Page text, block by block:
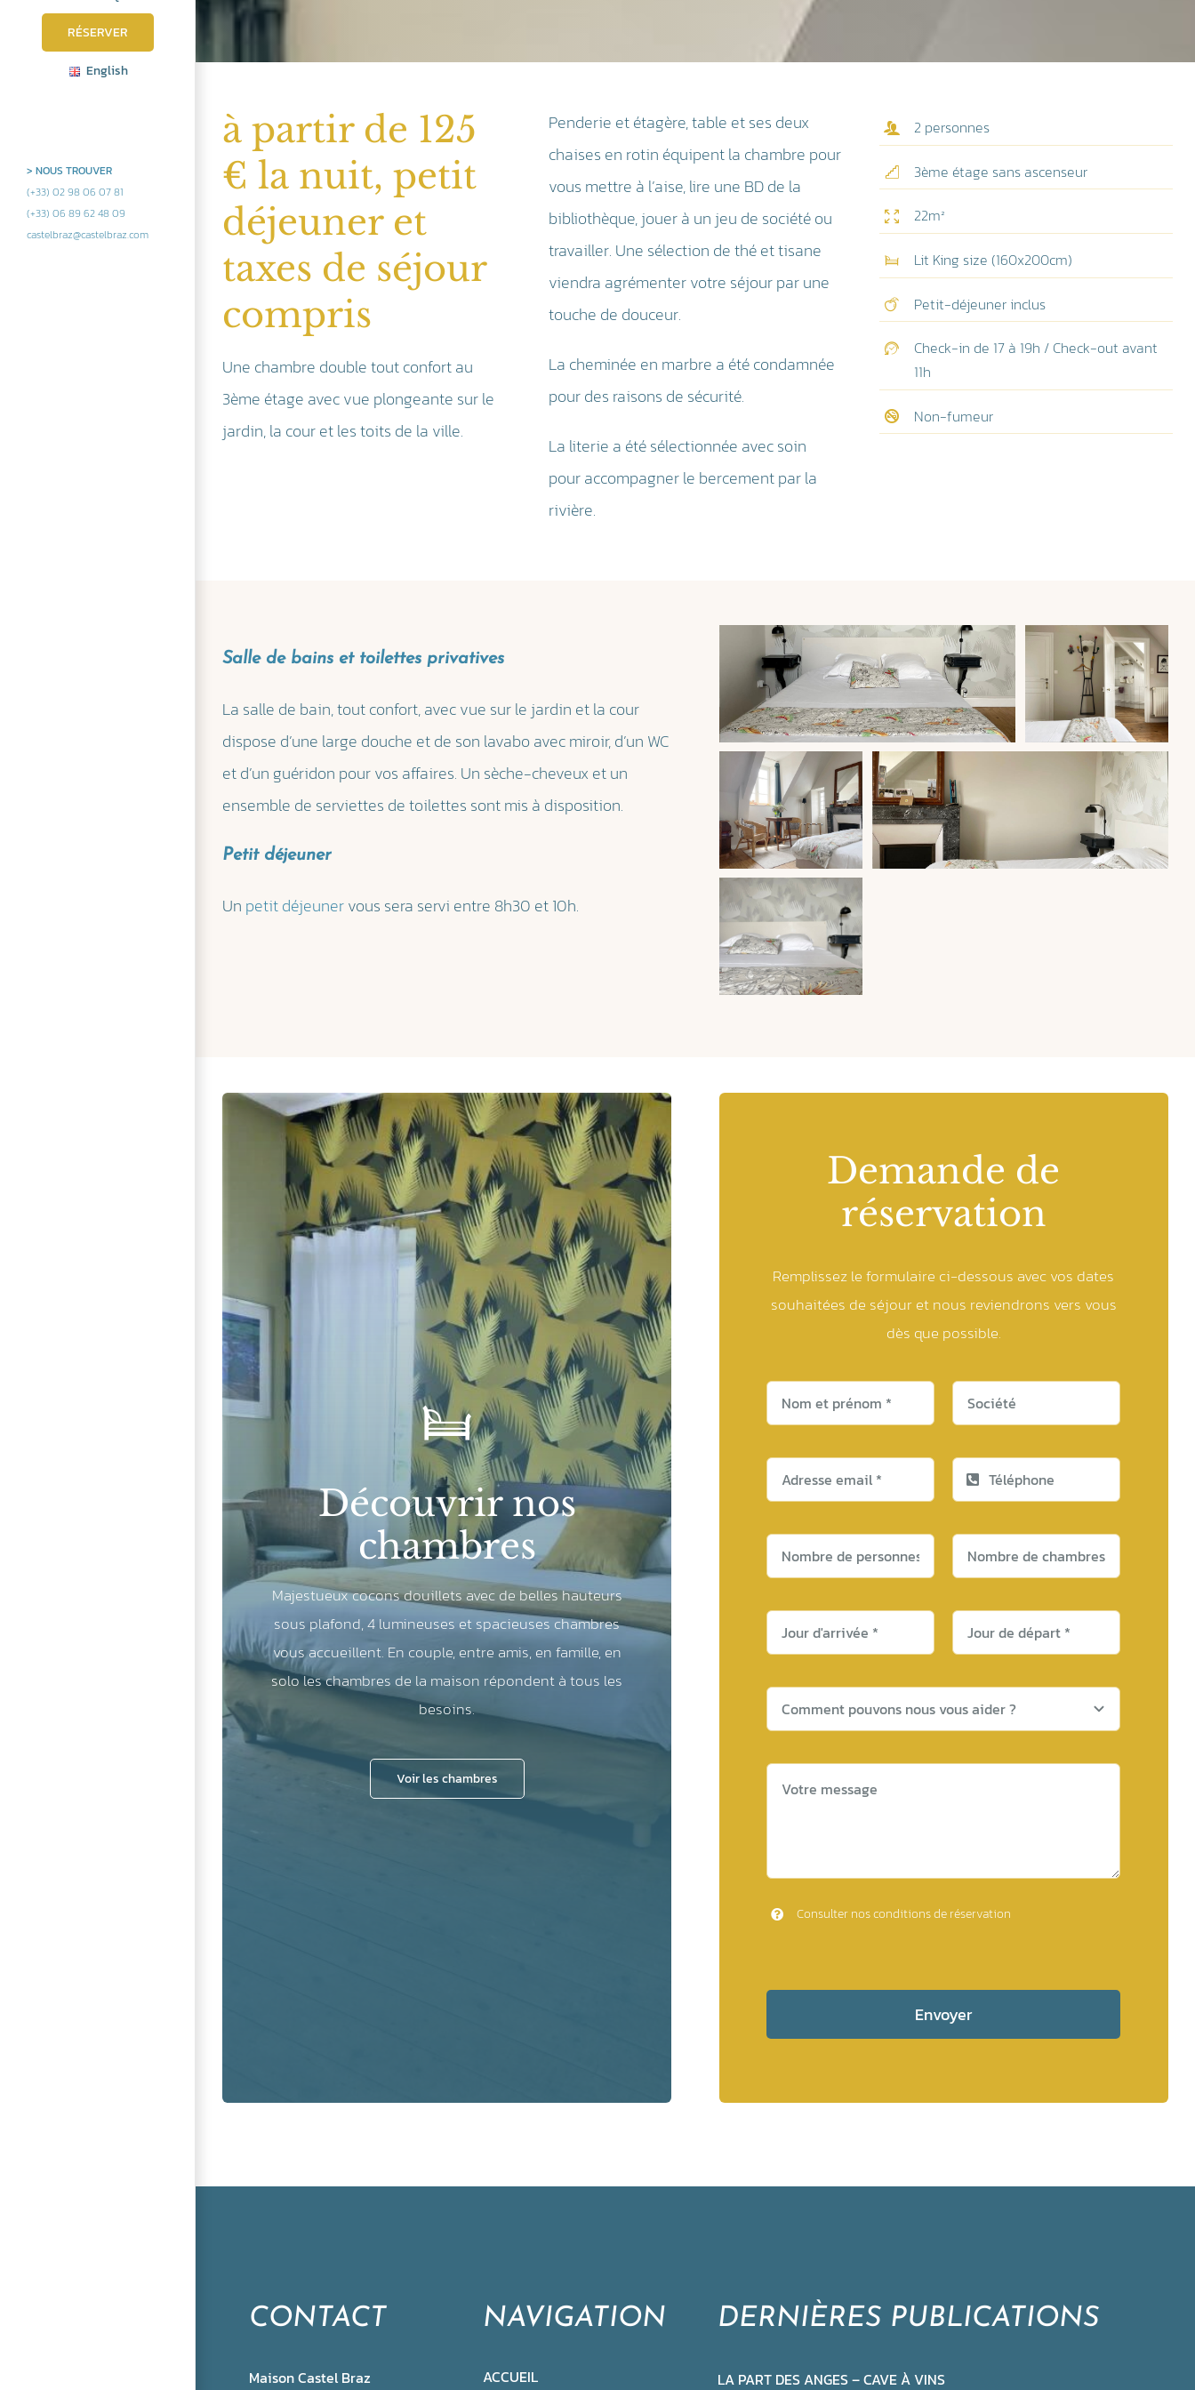
RÉSERVER
English
> NOUS TROUVER
(+33) 02 98 06 07 81
(+33) 06 89 62 48 09
castelbraz@castelbraz.com
à partir de 125
€ la nuit, petit
déjeuner et
taxes de séjour
compris
Une chambre double tout confort au
3ème étage avec vue plongeante sur le
jardin, la cour et les toits de la ville.
Penderie et étagère, table et ses deux
chaises en rotin équipent la chambre pour
vous mettre à l’aise, lire une BD de la
bibliothèque, jouer à un jeu de société ou
travailler. Une sélection de thé et tisane
viendra agrémenter votre séjour par une
touche de douceur.
La cheminée en marbre a été condamnée
pour des raisons de sécurité.
La literie a été sélectionnée avec soin
pour accompagner le bercement par la
rivière.
2 personnes
3ème étage sans ascenseur
22m²
Lit King size (160x200cm)
Petit-déjeuner inclus
Check-in de 17 à 19h / Check-out avant
11h
Non-fumeur
Salle de bains et toilettes privatives
La salle de bain, tout confort, avec vue sur le jardin et la cour
dispose d’une large douche et de son lavabo avec miroir, d’un WC
et d’un guéridon pour vos affaires. Un sèche-cheveux et un
ensemble de serviettes de toilettes sont mis à disposition.
Petit déjeuner
Un petit déjeunervous sera servi entre 8h30 et 10h.
Découvrir nos
chambres
Majestueux cocons douillets avec de belles hauteurs
sous plafond, 4 lumineuses et spacieuses chambres
vous accueillent. En couple, entre amis, en famille, en
solo les chambres de la maison répondent à tous les
besoins.
Voir les chambres
Demande de
réservation
Remplissez le formulaire ci-dessous avec vos dates
souhaitées de séjour et nous reviendrons vers vous
dès que possible.
Consulter nos conditions de réservation
Envoyer
CONTACT
Maison Castel Braz
NAVIGATION
ACCUEIL
DERNIÈRES PUBLICATIONS
LA PART DES ANGES – CAVE À VINS